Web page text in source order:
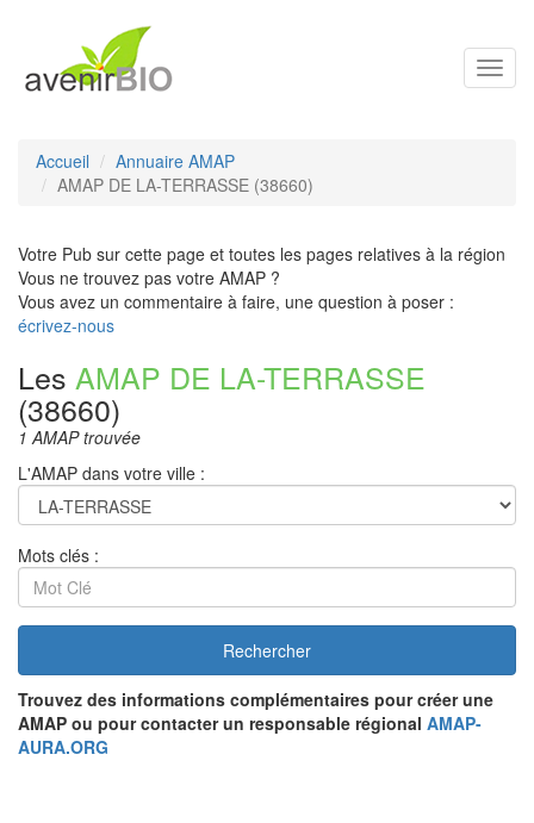
Accueil
Annuaire AMAP
AMAP DE LA-TERRASSE (38660)
Votre Pub sur cette page et toutes les pages relatives à la région
Vous ne trouvez pas votre AMAP ?
Vous avez un commentaire à faire, une question à poser :
écrivez-nous
Les AMAP DE LA-TERRASSE
(38660)
1 AMAP trouvée
L'AMAP dans votre ville :
Mots clés :
Rechercher
Trouvez des informations complémentaires pour créer une
AMAP ou pour contacter un responsable régional AMAP-
AURA.ORG